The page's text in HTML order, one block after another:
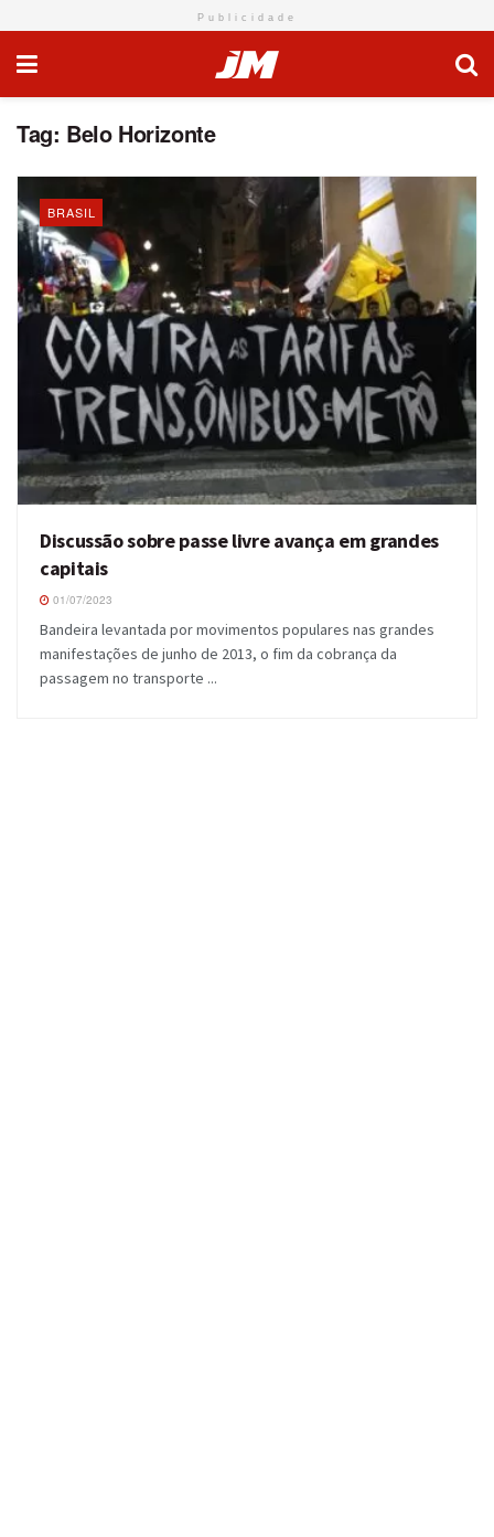
Publicidade
Tag: Belo Horizonte
BRASIL
Discussão sobre passe livre avança em grandes
capitais
01/07/2023
Bandeira levantada por movimentos populares nas grandes
manifestações de junho de 2013, o fim da cobrança da
passagem no transporte ...